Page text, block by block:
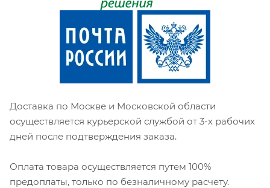
Доставка по Москве и Московской области
осуществляется курьерской службой от 3-х рабочих
дней после подтверждения заказа.
Оплата товара осуществляется путем 100%
предоплаты, только по безналичному расчету.